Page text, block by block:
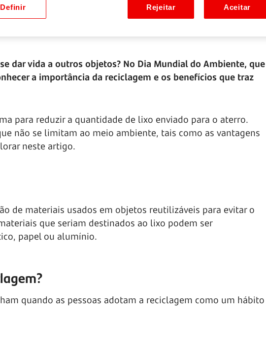
dar vida a outros objetos? No Dia Mundial do Ambiente, que
a importância da reciclagem e os benefícios que traz
para reduzir a quantidade de lixo enviado para o aterro.
não se limitam ao meio ambiente, tais como as vantagens
neste artigo.
de materiais usados em objetos reutilizáveis para evitar o
que seriam destinados ao lixo podem ser
papel ou alumínio.
quando as pessoas adotam a reciclagem como um hábito
Definir Rejeitar Aceitar